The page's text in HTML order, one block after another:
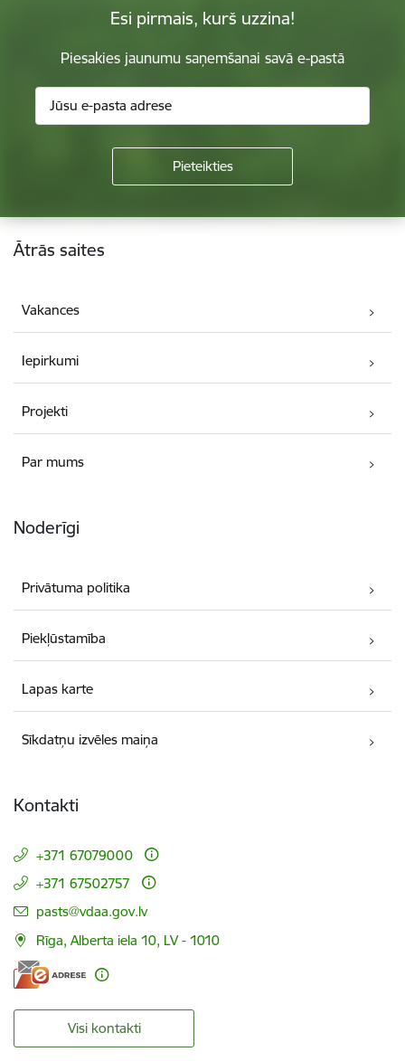
Esi pirmais, kurš uzzina!
Piesakies jaunumu saņemšanai savā e-pastā
Kājene
Ātrās saites
Vakances
Iepirkumi
Projekti
Par mums
Noderīgi
Privātuma politika
Piekļūstamība
Lapas karte
Sīkdatņu izvēles maiņa
Kontakti
+371 67079000
+371 67502757
E-pasts:
pasts@vdaa.gov.lv
Rīga, Alberta iela 10, LV - 1010
Visi kontakti